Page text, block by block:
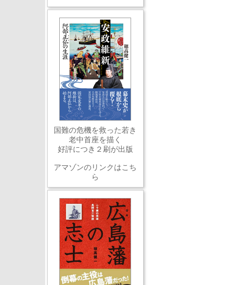
国難の危機を救った若き
老中首座を描く
好評につき２刷が出版
アマゾンのリンクはこち
ら